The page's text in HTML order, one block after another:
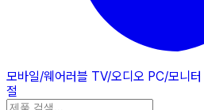
모바일/웨어러블 TV/오디오 PC/모니터
절